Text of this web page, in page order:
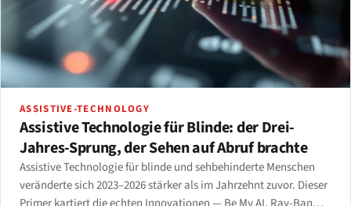
ASSISTIVE-TECHNOLOGY
Assistive Technologie für Blinde: der Drei-
Jahres-Sprung, der Sehen auf Abruf brachte
Assistive Technologie für blinde und sehbehinderte Menschen
veränderte sich 2023–2026 stärker als im Jahrzehnt zuvor. Dieser